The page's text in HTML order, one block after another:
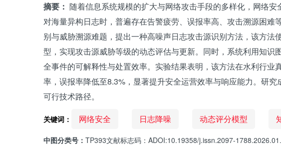
摘要： 随着信息系统规模的扩大与网络攻击手段的多样化，网络
对海量异构日志时，普遍存在告警疲劳、误报率高、攻击溯源困难
别与威胁溯源难题，提出一种高噪声日志攻击源识别方法，该方法
型，实现攻击源威胁等级的动态评估与更新。同时，系统利用知识
全事件的可解释性与处置效率。实验结果表明，该方法在水利行业
率，误报率降低至8.3%，显著提升安全运营效率与响应能力。研
可行技术路径。
关键词： 网络安全 日志降噪 动态评分模型
中图分类号： TP393文献标志码：ADOI:10.19358/j.issn.2097-